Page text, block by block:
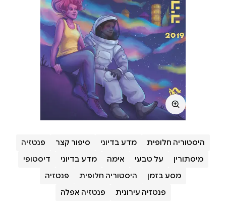
היסטוריה חלופית מדע בדיוני סיפור קצר
פנטזיה
מיסתורין
על טבעי אימה מדע בדיוני
דיסטופי
מסע בזמן
היסטוריה חלופית
פנטזיה
פנטזיה עירונית
פנטזיה אפלה